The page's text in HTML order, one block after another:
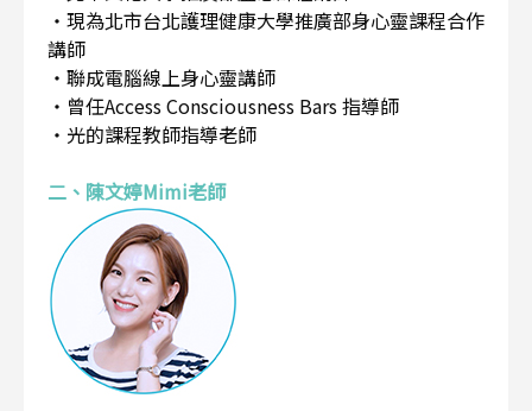
・現為北市台北護理健康大學推廣部身心靈課程合作
講師
・聯成電腦線上身心靈講師
・曾任Access Consciousness Bars 指導師
・光的課程教師指導老師
二、陳文婷Mimi老師